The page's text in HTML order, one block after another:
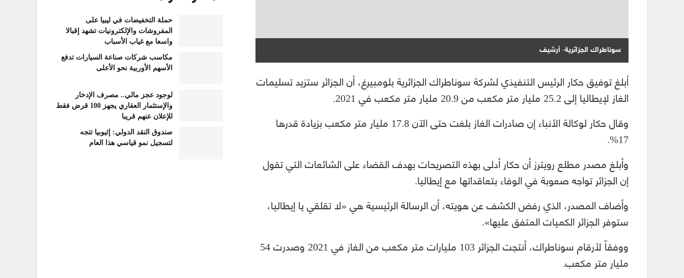
سوناطراك الجزائرية- أرشيف
أبلغ توفيق حكار الرئيس التنفيذي لشركة سوناطراك الجزائرية بلومبيرغ، أن الجزائر ستزيد تسليمات
الغاز لإيطاليا إلى 25.2 مليار متر مكعب من 20.9 مليار متر مكعب في 2021.
وقال حكار لوكالة الأنباء إن صادرات الغاز بلغت حتى الآن 17.8 مليار متر مكعب بزيادة قدرها
17%.
وأبلغ مصدر مطلع رويترز أن حكار أدلى بهذه التصريحات بهدف القضاء على الشائعات التي تقول
إن الجزائر تواجه صعوبة في الوفاء بتعاقداتها مع إيطاليا.
وأضاف المصدر، الذي رفض الكشف عن هويته، أن الرسالة الرئيسية هي «لا تقلقي يا إيطاليا،
ستوفر الجزائر الكميات المتفق عليها».
ووفقاً لأرقام سوناطراك، أنتجت الجزائر 103 مليارات متر مكعب من الغاز في 2021 وصدرت 54
مليار متر مكعب.
حملة التخفيضات في ليبيا على
المفروشات والإلكترونيات تشهد إقبالا
واسعا مع غياب الأسباب
مكاسب شركات صناعة السيارات تدفع
الأسهم الأوربية نحو الأعلى
لوجود عجز مالي.. مصرف الإدخار
والإستثمار العقاري يجهز 100 قرض فقط
للإعلان عنهم قريبا
صندوق النقد الدولي: إثيوبيا تتجه
لتسجيل نمو قياسي هذا العام